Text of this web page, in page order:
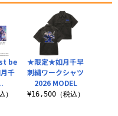
be
千
）
★限定★如月千早
刺繍ワークシャツ
2026 MODEL
¥16,500（税込）